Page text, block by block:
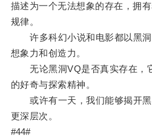
描述为一个无法想象的存在，拥
规律。
许多科幻小说和电影都以黑洞
想象力和创造力。
无论黑洞VQ是否真实存在，
的好奇与探索精神。
或许有一天，我们能够揭开黑
更深层次。
#44#